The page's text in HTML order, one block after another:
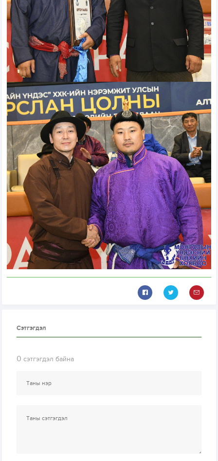
Сэтгэгдэл
0 сэтгэгдэл байна